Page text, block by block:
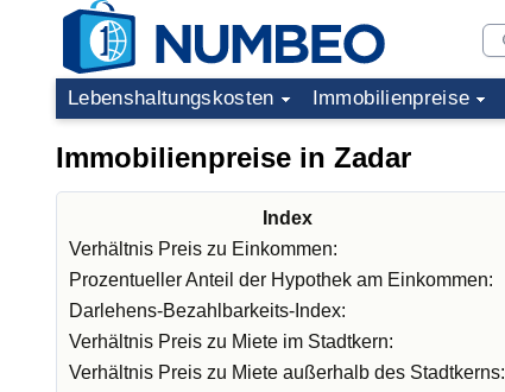
Lebenshaltungskosten Immobilienpreise
Immobilienpreise in Zadar
Index
Verhältnis Preis zu Einkommen:
Prozentueller Anteil der Hypothek am Einkommen:
Darlehens-Bezahlbarkeits-Index:
Verhältnis Preis zu Miete im Stadtkern:
Verhältnis Preis zu Miete außerhalb des Stadtkerns: